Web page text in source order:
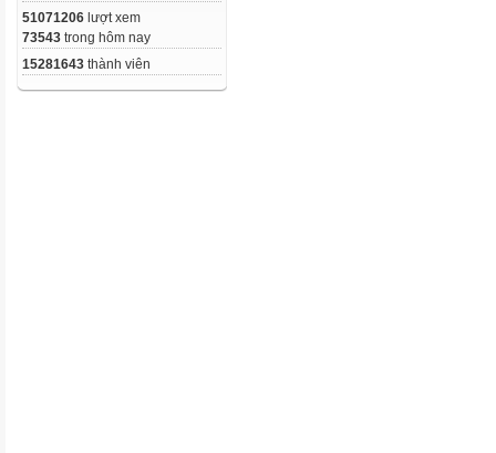
51071206 lượt xem
73543 trong hôm nay
15281643 thành viên